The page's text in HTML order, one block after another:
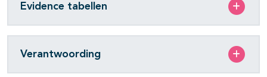
Evidence tabellen
Verantwoording